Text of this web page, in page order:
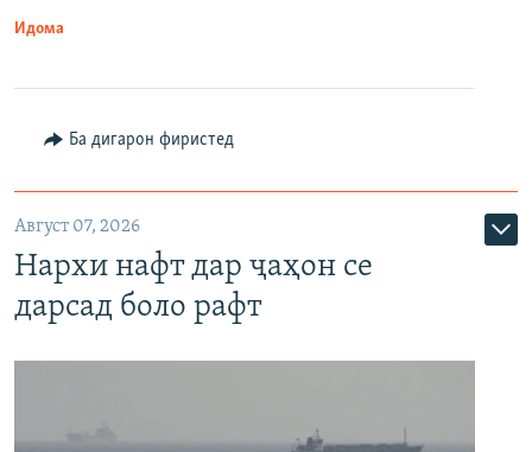
Идома
Ба дигарон фиристед
Август 07, 2026
Нархи нафт дар ҷаҳон се
дарсад боло рафт